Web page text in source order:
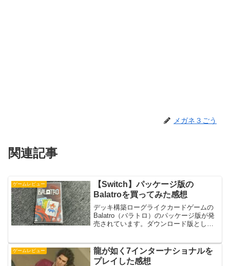
メガネ３ごう
関連記事
ゲームレビュー
【Switch】パッケージ版の
Balatroを買ってみた感想
デッキ構築ローグライクカードゲームの
Balatro（バラトロ）のパッケージ版が発
売されています。ダウンロード版として
ムなのか気になっていたのでNintendo
Swit...
ゲームレビュー
龍が如く7インターナショナルを
プレイした感想